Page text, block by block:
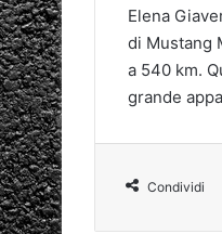
Elena
di Mustang
a 540 km.
grande
Condividi